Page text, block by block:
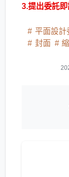
3.提出委託
平面設計
封面